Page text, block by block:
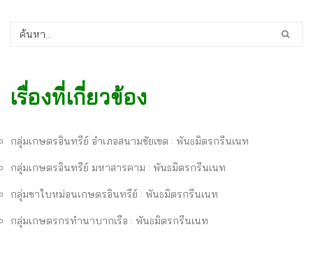
เรื่องที่เกี่ยวข้อง
กลุ่มเกษตรอินทรีย์ อำเภอสนามชัยเขต : พันธมิตรกรีนเนท
กลุ่มเกษตรอินทรีย์ มหาสารคาม : พันธมิตรกรีนเนท
กลุ่มชาใบหม่อนเกษตรอินทรีย์ : พันธมิตรกรีนเนท
กลุ่มเกษตรกรทำนาบากเรือ : พันธมิตรกรีนเนท